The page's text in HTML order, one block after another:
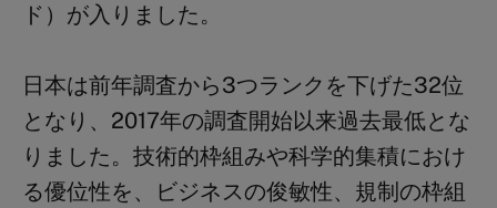
ド）が入りました。
日本は前年調査から3つランクを下げた32位
となり、2017年の調査開始以来過去最低とな
りました。技術的枠組みや科学的集積におけ
る優位性を、ビジネスの俊敏性、規制の枠組